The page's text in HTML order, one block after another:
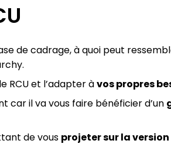
de cadrage, à quoi peut
RCU et l’adapter àvos propres
car il va vous faire bénéficier d’un
de vous projeter sur la